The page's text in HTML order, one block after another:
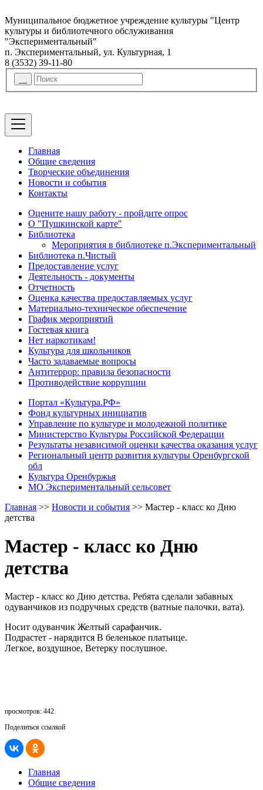
Муниципальное бюджетное учреждение культуры "Центр
культуры и библиотечного обслуживания
"Экспериментальный"
п. Экспериментальный, ул. Культурная, 1
8 (3532) 39-11-80
Главная
Общие сведения
Творческие объединения
Новости и события
Контакты
Оцените нашу работу - пройдите опрос
О "Пушкинской карте"
Библиотека
Мероприятия в библиотеке п.Экспериментальный
Библиотека п.Чистый
Предоставление услуг
Деятельность - документы
Отчетность
Оценка качества предоставляемых услуг
Материально-техническое обеспечение
График мероприятий
Гостевая книга
Нет наркотикам!
Культура для школьников
Часто задаваемые вопросы
Антитеррор: правила безопасности
Противодействие коррупции
Портал «Культура.РФ»
Фонд культурных инициатив
Управление по культуре и молодежной политике
Министерство Культуры Российской Федерации
Результаты независимой оценки качества оказания услуг
Региональный центр развития культуры Оренбургской
обл
Культура Оренбуржья
МО Экспериментальный сельсовет
Главная >> Новости и события >> Мастер - класс ко Дню
детства
Мастер - класс ко Дню
детства
Мастер - класс ко Дню детства. Ребята сделали забавных
одуванчиков из подручных средств (ватные палочки, вата).
Носит одуванчик Желтый сарафанчик.
Подрастет - нарядится В беленькое платьице.
Легкое, воздушное, Ветерку послушное.
просмотров: 442
Поделиться ссылкой
Главная
Общие сведения